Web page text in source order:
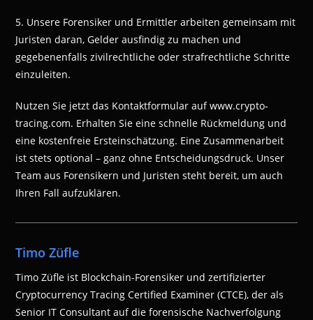
5. Unsere Forensiker und Ermittler arbeiten gemeinsam mit
Juristen daran, Gelder ausfindig zu machen und
gegebenenfalls zivilrechtliche oder strafrechtliche Schritte
einzuleiten.
Nutzen Sie jetzt das Kontaktformular auf www.crypto-
tracing.com. Erhalten Sie eine schnelle Rückmeldung und
eine kostenfreie Ersteinschätzung. Eine Zusammenarbeit
ist stets optional – ganz ohne Entscheidungsdruck. Unser
Team aus Forensikern und Juristen steht bereit, um auch
Ihren Fall aufzuklären.
Timo Züfle
Timo Züfle ist Blockchain-Forensiker und zertifizierter
Cryptocurrency Tracing Certified Examiner (CTCE), der als
Senior IT Consultant auf die forensische Nachverfolgung